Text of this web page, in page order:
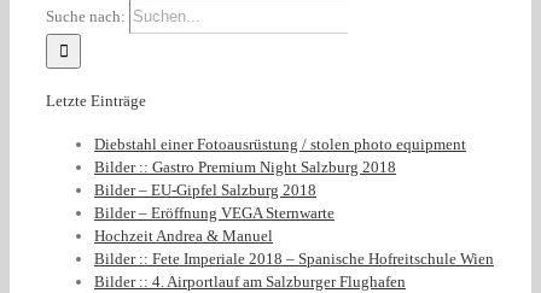
Suche nach:
Letzte Einträge
Diebstahl einer Fotoausrüstung / stolen photo equipment
Bilder :: Gastro Premium Night Salzburg 2018
Bilder – EU-Gipfel Salzburg 2018
Bilder – Eröffnung VEGA Sternwarte
Hochzeit Andrea & Manuel
Bilder :: Fete Imperiale 2018 – Spanische Hofreitschule Wien
Bilder :: 4. Airportlauf am Salzburger Flughafen